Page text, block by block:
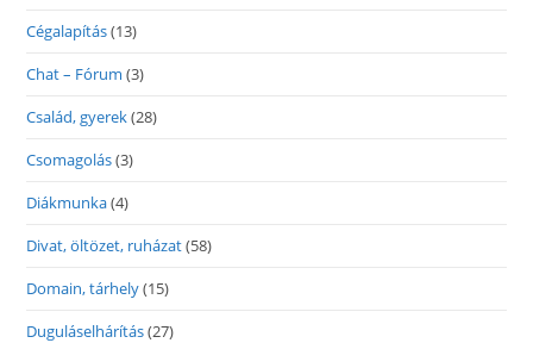
Cégalapítás(13)
Chat – Fórum (3)
Család, gyerek(28)
Csomagolás(3)
Diákmunka(4)
Divat, öltözet, ruházat(58)
Domain, tárhely(15)
Duguláselhárítás(27)